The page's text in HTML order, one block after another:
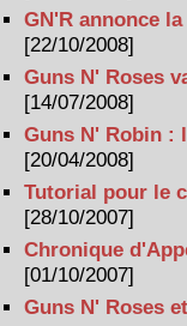
GN'R annonce
[22/10/2008]
Guns N' Roses
[14/07/2008]
Guns N' Robin :
[20/04/2008]
Tutorial pour le
[28/10/2007]
Chronique
[01/10/2007]
Guns N' Roses